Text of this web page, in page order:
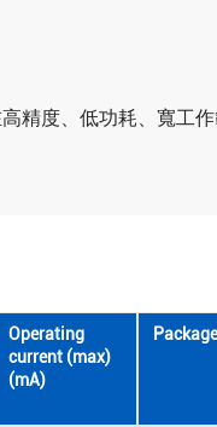
度、低功耗、寬工作
Operating
current (max)
(mA)
Package